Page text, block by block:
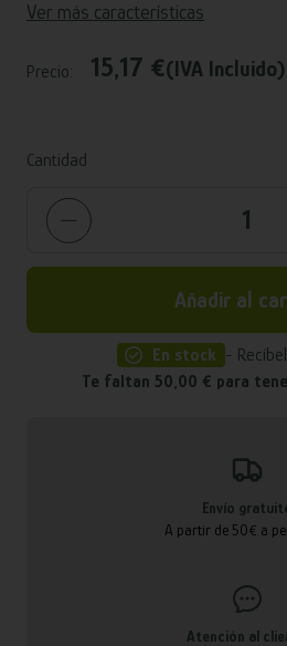
Ver más características
Precio: 15,17 €(IVA Incluido)
Cantidad
Añadir al
En stock -
Te faltan 50,00 € para
Envío
A partir de 50€ a
Atención al